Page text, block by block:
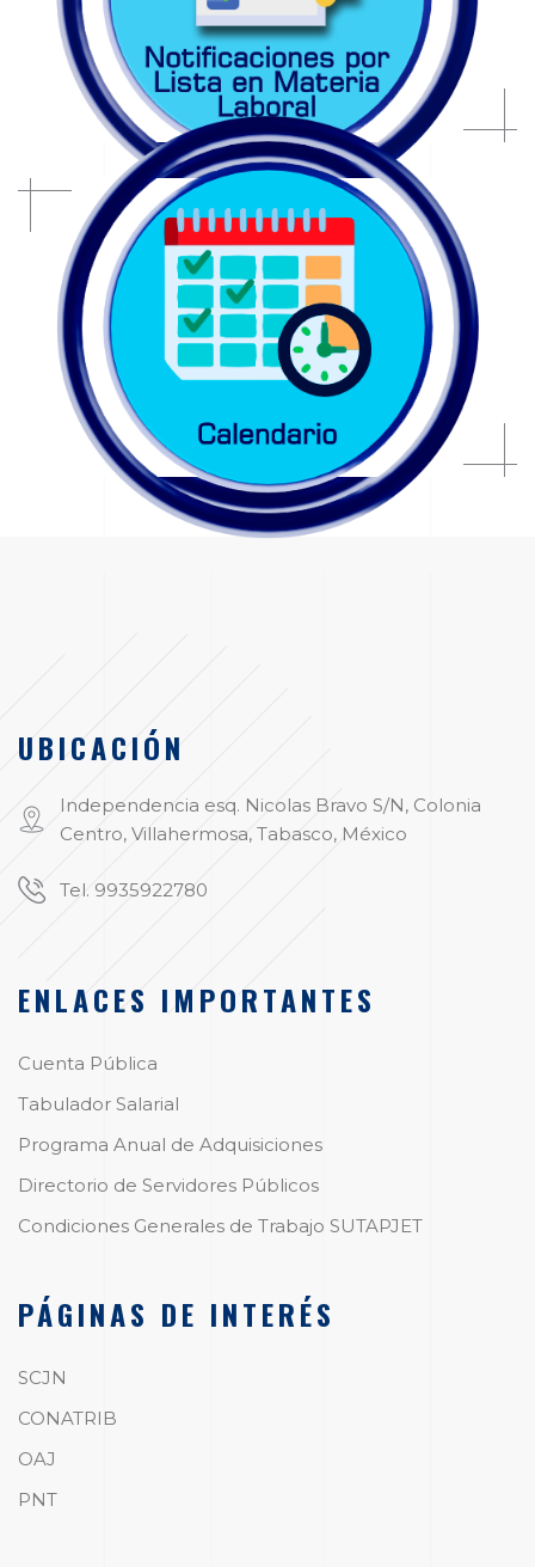
UBICACIÓN
Independencia esq. Nicolas Bravo S/N, Colonia
Centro, Villahermosa, Tabasco, México
Tel. 9935922780
ENLACES IMPORTANTES
Cuenta Pública
Tabulador Salarial
Programa Anual de Adquisiciones
Directorio de Servidores Públicos
Condiciones Generales de Trabajo SUTAPJET
PÁGINAS DE INTERÉS
SCJN
CONATRIB
OAJ
PNT